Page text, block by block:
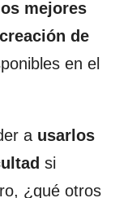
los mejores
de
en el
a usarlos
si
¿qué otros